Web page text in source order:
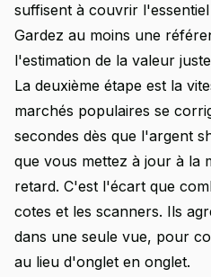
suffisent à couvrir
Gardez au moins une
l'estimation de la valeur
La deuxième étape est la
marchés populaires se
secondes dès que l'argent
que vous mettez à jour à la
retard. C'est l'écart que
cotes et les scanners. Ils
dans une seule vue, pour
au lieu d'onglet en onglet.